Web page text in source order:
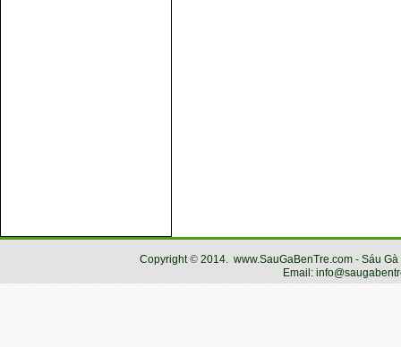
Copyright© 2014. www.SauGaBenTre.com - Sáu
Email: